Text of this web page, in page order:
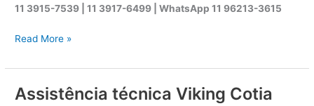
11 3915-7539 | 11 3917-6499 |WhatsApp11 96213-3615
A
s
s
Read More »
Assistência técnica Viking Cotia